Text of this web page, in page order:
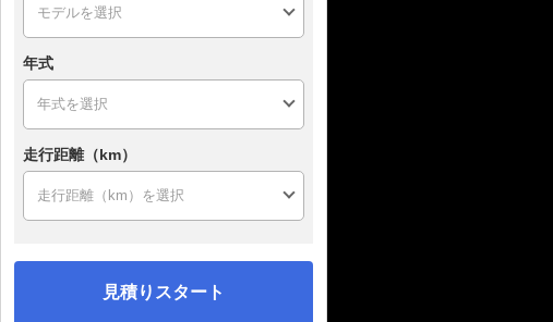
年式
走行距離（km）
見積りスタート